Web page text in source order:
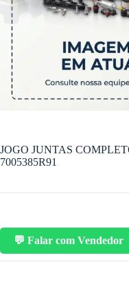
JOGO JUNTAS
7005385R91
💬 Falar com Vendedor